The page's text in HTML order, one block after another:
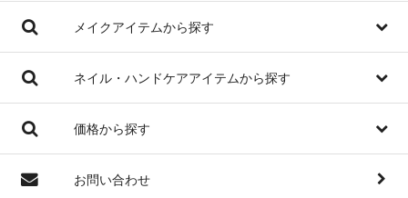
メイクアイテムから探す
ネイル・ハンドケアアイテムから探す
価格から探す
お問い合わせ